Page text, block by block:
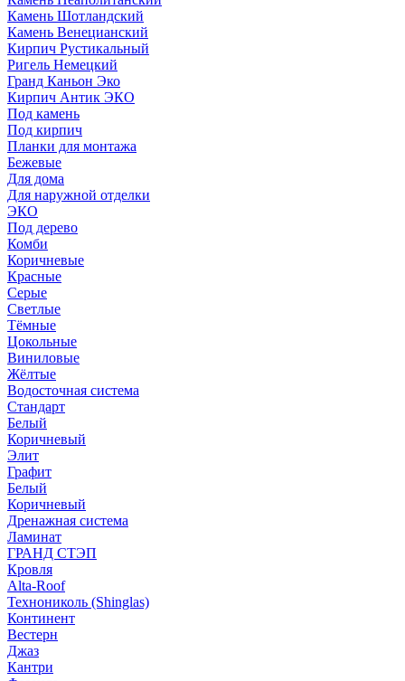
Камень Шотландский
Камень Венецианский
Кирпич Рустикальный
Ригель Немецкий
Гранд Каньон Эко
Кирпич Антик ЭКО
Под камень
Под кирпич
Планки для монтажа
Бежевые
Для дома
Для наружной отделки
ЭКO
Под дерево
Комби
Коричневые
Красные
Серые
Светлые
Тёмные
Цокольные
Виниловые
Жёлтые
Водосточная система
Стандарт
Белый
Коричневый
Элит
Графит
Белый
Коричневый
Дренажная система
Ламинат
ГРАНД СТЭП
Кровля
Alta-Roof
Технониколь (Shinglas)
Континент
Вестерн
Джаз
Кантри